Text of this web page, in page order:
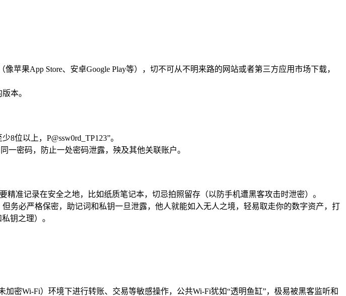
苹果App Store、安卓Google Play等），切不可从不明来路的网站或者第三方应用市场下载，
本。
位以上，P@ssw0rd_TP123”。
一密码，防止一处密码泄露，殃及其他关联账户。
准记录在安全之地，比如纸质笔记本，切忌拍照留存（以防手机遭黑客攻击时泄密）。
务必严格保密，助记词和私钥一旦泄露，他人就能如入无人之境，轻易取走你的数字资产，打
钥之理）。
密Wi-Fi）环境下进行转账、交易等敏感操作，公共Wi-Fi犹如“透明鱼缸”，极易被黑客监听和